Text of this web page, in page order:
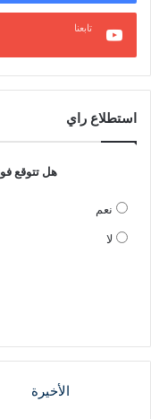
تابعنا
استطلاع راي
هل تتوقع
نعم
لا
الأخيرة